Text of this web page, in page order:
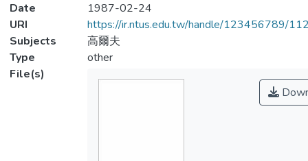
Date
1987-02-24
URI
https://ir.ntus.edu.tw/handle/123456789/
Subjects
高爾夫
Type
other
File(s)